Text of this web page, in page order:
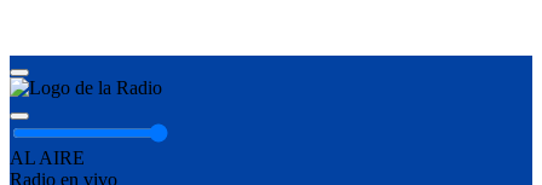
AL AIRE
Radio en vivo